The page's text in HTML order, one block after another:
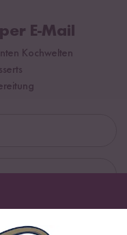
E-Mail
Kochwelten